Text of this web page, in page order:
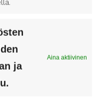
ja
Aina aktiivinen
tai vain
täysin
avustaja